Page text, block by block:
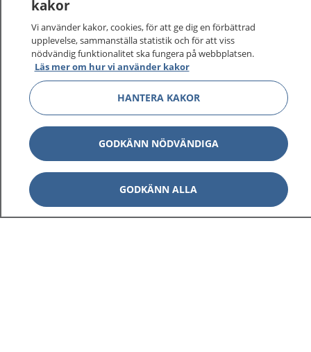
kakor
Vi använder kakor, cookies, för att ge dig en förbättrad
upplevelse, sammanställa statistik och för att viss
nödvändig funktionalitet ska fungera på webbplatsen.
Läs mer om hur vi använder kakor
HANTERA KAKOR
GODKÄNN NÖDVÄNDIGA
GODKÄNN ALLA